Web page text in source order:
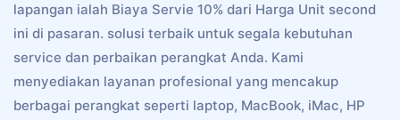
lapangan ialah Biaya Servie 10% dari Harga Unit second
ini di pasaran. solusi terbaik untuk segala kebutuhan
service dan perbaikan perangkat Anda. Kami
menyediakan layanan profesional yang mencakup
berbagai perangkat seperti laptop, MacBook, iMac, HP